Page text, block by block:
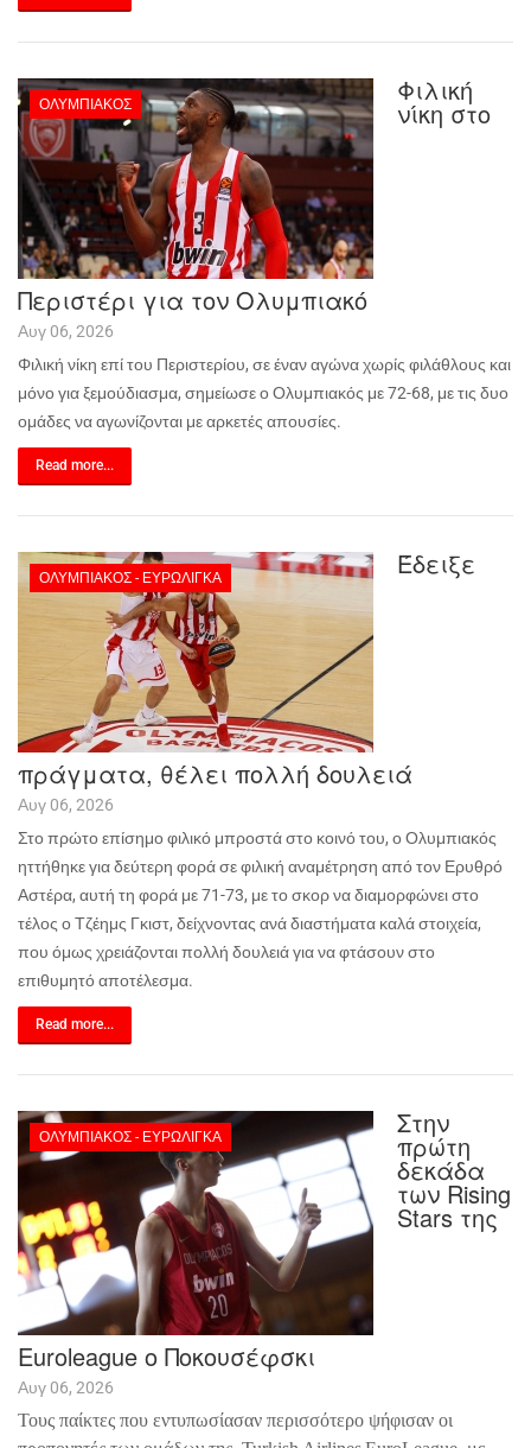
ΟΛΥΜΠΙΑΚΌΣ Φιλική
νίκη στο
Περιστέρι για τον Ολυμπιακό
Αυγ 06, 2026
Φιλική νίκη επί του Περιστερίου, σε έναν αγώνα χωρίς φιλάθλους και
μόνο για ξεμούδιασμα, σημείωσε ο Ολυμπιακός με 72-68, με τις δυο
ομάδες να αγωνίζονται με αρκετές απουσίες.
Read more...
ΟΛΥΜΠΙΑΚΌΣ - ΕΥΡΩΛΊΓΚΑ Έδειξε
πράγματα, θέλει πολλή δουλειά
Αυγ 06, 2026
Στο πρώτο επίσημο φιλικό μπροστά στο κοινό του, ο Ολυμπιακός
ηττήθηκε για δεύτερη φορά σε φιλική αναμέτρηση από τον Ερυθρό
Αστέρα, αυτή τη φορά με 71-73, με το σκορ να διαμορφώνει στο
τέλος ο Τζέημς Γκιστ, δείχνοντας ανά διαστήματα καλά στοιχεία,
που όμως χρειάζονται πολλή δουλειά για να φτάσουν στο
επιθυμητό αποτέλεσμα.
Read more...
ΟΛΥΜΠΙΑΚΌΣ - ΕΥΡΩΛΊΓΚΑ Στην
πρώτη
δεκάδα
των Rising
Stars της
Euroleague ο Ποκουσέφσκι
Αυγ 06, 2026
Τους παίκτες που εντυπωσίασαν περισσότερο ψήφισαν οι